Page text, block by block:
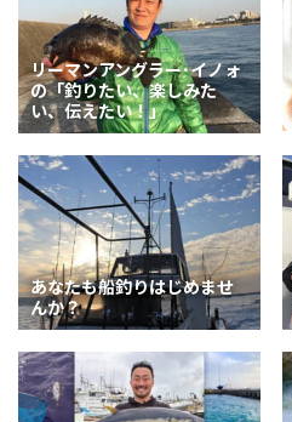
リーマンアングラー･イノォ
の「釣りたい、楽しみた
い、伝えたい！」
あなたも船釣りはじめませ
んか？